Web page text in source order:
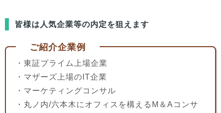
皆様は人気企業等の内定を狙えます
ご紹介企業例
・東証プライム上場企業
・マザーズ上場のIT企業
・マーケティングコンサル
・丸ノ内/六本木にオフィスを構えるM＆Aコンサ